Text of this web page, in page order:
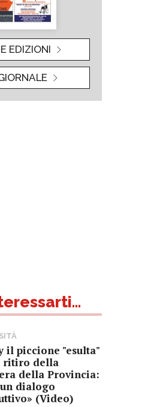
EDIZIONI
il piccione "esulta"
ritiro della
della Provincia:
dialogo
(Video)